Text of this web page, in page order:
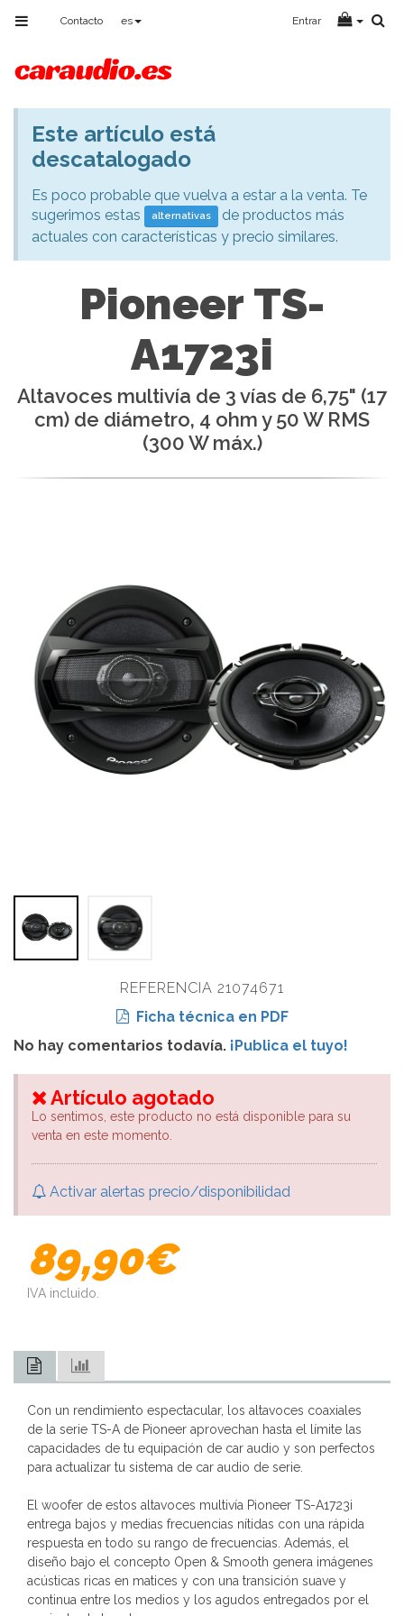
Toggle
navigation
Contacto es Entrar
Aviso
Este artículo está
descatalogado
Es poco probable que vuelva a estar a la venta. Te
sugerimos estas
alternativas
de productos más
actuales con características y precio similares.
Pioneer TS-
A1723i
Altavoces multivía de 3 vías de 6,75" (17
cm) de diámetro, 4 ohm y 50 W RMS
(300 W máx.)
REFERENCIA 21074671
Ficha técnica en PDF
No hay comentarios todavía. ¡Publica el tuyo!
Artículo agotado
Lo sentimos, este producto no está disponible para su
venta en este momento.
Activar alertas precio/disponibilidad
89,90€
IVA incluido.
Con un rendimiento espectacular, los altavoces coaxiales
de la serie TS-A de Pioneer aprovechan hasta el límite las
capacidades de tu equipación de car audio y son perfectos
para actualizar tu sistema de car audio de serie.
El woofer de estos altavoces multivía Pioneer TS-A1723i
entrega bajos y medias frecuencias nítidas con una rápida
respuesta en todo su rango de frecuencias. Además, el
diseño bajo el concepto Open & Smooth genera imágenes
acústicas ricas en matices y con una transición suave y
continua entre los medios y los agudos entregados por el